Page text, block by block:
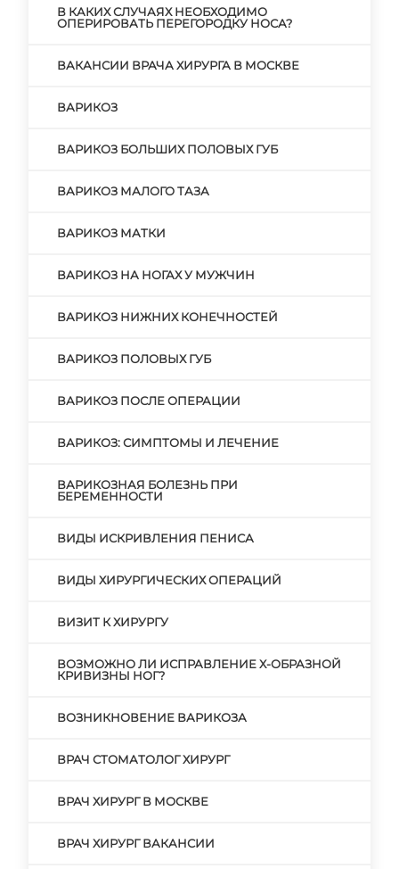
В КАКИХ СЛУЧАЯХ НЕОБХОДИМО
ОПЕРИРОВАТЬ ПЕРЕГОРОДКУ НОСА?
ВАКАНСИИ ВРАЧА ХИРУРГА В МОСКВЕ
ВАРИКОЗ
ВАРИКОЗ БОЛЬШИХ ПОЛОВЫХ ГУБ
ВАРИКОЗ МАЛОГО ТАЗА
ВАРИКОЗ МАТКИ
ВАРИКОЗ НА НОГАХ У МУЖЧИН
ВАРИКОЗ НИЖНИХ КОНЕЧНОСТЕЙ
ВАРИКОЗ ПОЛОВЫХ ГУБ
ВАРИКОЗ ПОСЛЕ ОПЕРАЦИИ
ВАРИКОЗ: СИМПТОМЫ И ЛЕЧЕНИЕ
ВАРИКОЗНАЯ БОЛЕЗНЬ ПРИ
БЕРЕМЕННОСТИ
ВИДЫ ИСКРИВЛЕНИЯ ПЕНИСА
ВИДЫ ХИРУРГИЧЕСКИХ ОПЕРАЦИЙ
ВИЗИТ К ХИРУРГУ
ВОЗМОЖНО ЛИ ИСПРАВЛЕНИЕ Х-ОБРАЗНОЙ
КРИВИЗНЫ НОГ?
ВОЗНИКНОВЕНИЕ ВАРИКОЗА
ВРАЧ СТОМАТОЛОГ ХИРУРГ
ВРАЧ ХИРУРГ В МОСКВЕ
ВРАЧ ХИРУРГ ВАКАНСИИ